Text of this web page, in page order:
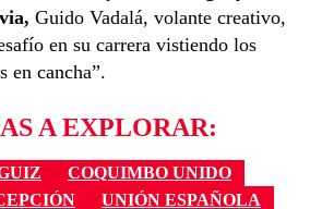
Guido Vadalá, volante creativo,
en su carrera vistiendo los
en cancha”.
A EXPLORAR:
COQUIMBO UNIDO
UNIÓN ESPAÑOLA